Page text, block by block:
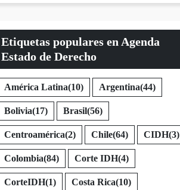
Etiquetas populares en Agenda
Estado de Derecho
América Latina(10) Argentina(44)
Bolivia(17) Brasil(56)
Centroamérica(2) Chile(64) CIDH(3)
Colombia(84) Corte IDH(4)
CorteIDH(1) Costa Rica(10)